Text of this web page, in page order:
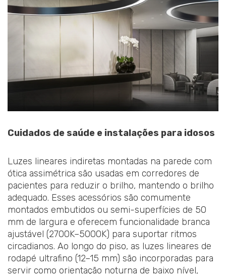
Cuidados de saúde e instalações para idosos
Luzes lineares indiretas montadas na parede com
ótica assimétrica são usadas em corredores de
pacientes para reduzir o brilho, mantendo o brilho
adequado. Esses acessórios são comumente
montados embutidos ou semi-superfícies de 50
mm de largura e oferecem funcionalidade branca
ajustável (2700K–5000K) para suportar ritmos
circadianos. Ao longo do piso, as luzes lineares de
rodapé ultrafino (12–15 mm) são incorporadas para
servir como orientação noturna de baixo nível,